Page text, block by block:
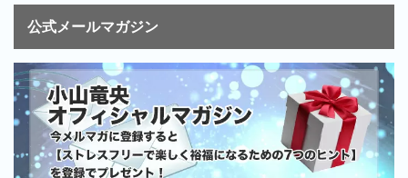
公式メールマガジン